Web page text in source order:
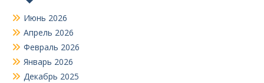
Июнь 2026
Апрель 2026
Февраль 2026
Январь 2026
Декабрь 2025